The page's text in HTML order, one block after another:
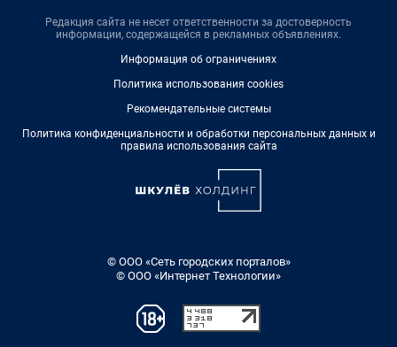
Редакция сайта не несет ответственности за достоверность
информации, содержащейся в рекламных объявлениях.
Информация об ограничениях
Политика использования cookies
Рекомендательные системы
Политика конфиденциальности и обработки персональных данных и
правила использования сайта
© ООО «Сеть городских порталов»
© ООО «Интернет Технологии»